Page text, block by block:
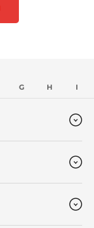
G H I